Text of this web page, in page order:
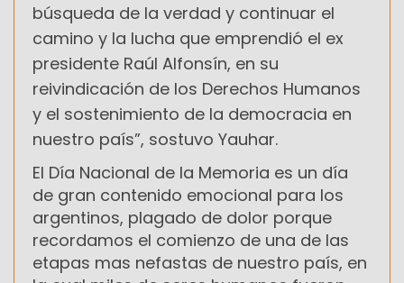
búsqueda de la verdad y continuar el
camino y la lucha que emprendió el ex
presidente Raúl Alfonsín, en su
reivindicación de los Derechos Humanos
y el sostenimiento de la democracia en
nuestro país”, sostuvo Yauhar.
El Día Nacional de la Memoria es un día
de gran contenido emocional para los
argentinos, plagado de dolor porque
recordamos el comienzo de una de las
etapas mas nefastas de nuestro país, en